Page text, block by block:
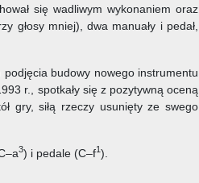
się wadliwym wykonaniem oraz
głosy mniej), dwa manuały i pedał,
budowy nowego instrumentu
r., spotkały się z pozytywną oceną
gry, siłą rzeczy usunięty ze swego
3) i pedale (C–f1 ).